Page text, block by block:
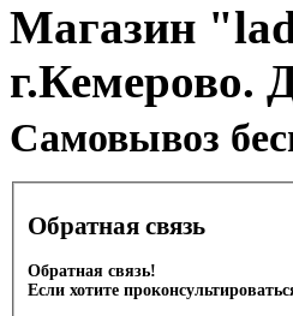
Магазин
г.Кемерово.
Cамовывоз
Обратная связь
Обратная связь!
Если хотите